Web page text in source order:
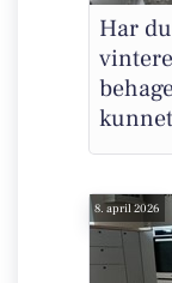
Har
8. april 2026